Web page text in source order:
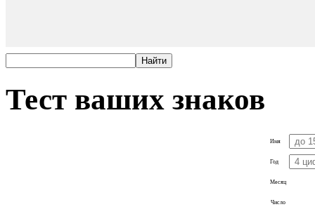
Тест ваших знаков
Имя
Год
Месяц
Число